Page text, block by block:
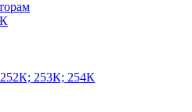
253К; 254К